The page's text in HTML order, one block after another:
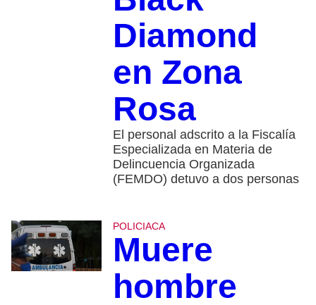
Diamond
en Zona
Rosa
El personal adscrito a la Fiscalía
Especializada en Materia de
Delincuencia Organizada
(FEMDO) detuvo a dos personas
POLICIACA
Muere
hombre